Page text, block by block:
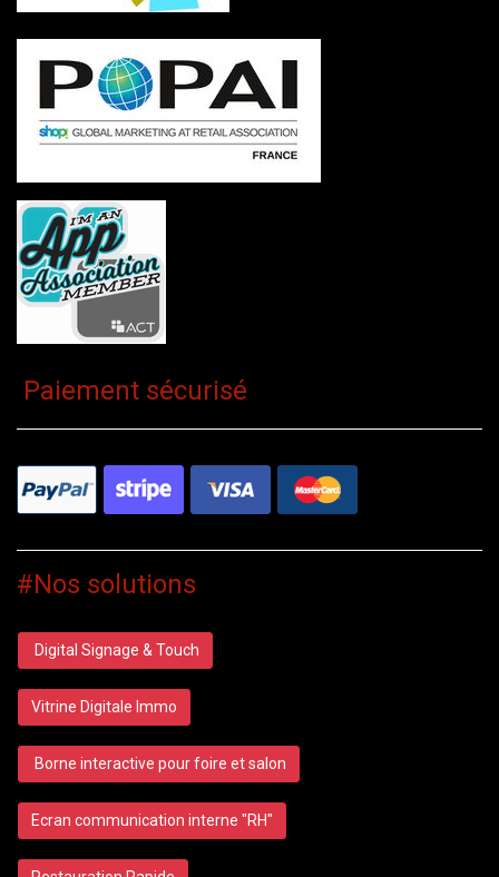
Paiement sécurisé
#Nos solutions
Digital Signage & Touch
Vitrine Digitale Immo
Borne interactive pour foire et salon
Ecran communication interne "RH"